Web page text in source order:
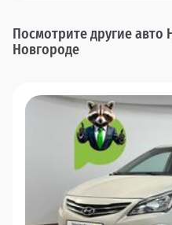
Посмотрите другие авто
Новгороде